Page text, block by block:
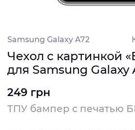
Samsung Galaxy A72
Чехол с картинкой
для Samsung Galaxy
249 грн
ТПУ бампер с печатью